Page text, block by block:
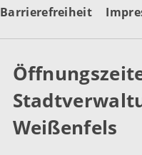
Barrierefreiheit
Weißenfels